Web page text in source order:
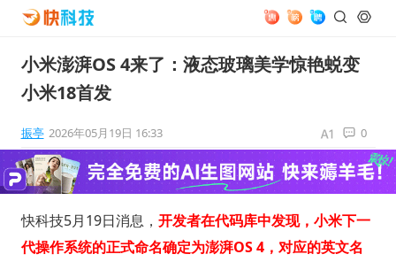
小米澎湃OS 4来了：液态玻璃美学惊艳蜕变
小米18首发
振亭 2026年05月19日 16:33 0
快科技5月19日消息， 开发者在代码库中发现，小米下一
代操作系统的正式命名确定为澎湃OS 4，对应的英文名